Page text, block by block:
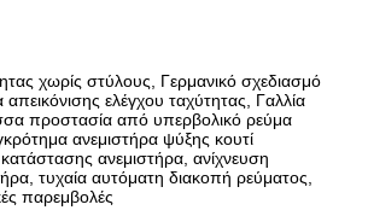
χωρίς στύλους, Γερμανικό σχεδιασμό
ελέγχου ταχύτητας, Γαλλία
προστασία από υπερβολικό ρεύμα
ανεμιστήρα ψύξης κουτί
ανεμιστήρα, ανίχνευση
τυχαία αυτόματη διακοπή ρεύματος,
παρεμβολές